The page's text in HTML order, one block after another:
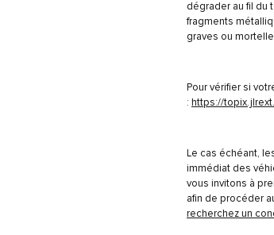
dégrader au fil du
fragments
graves ou
Pour vérifier si
: https://
Le cas échéant,
immédiat des
vous invitons à
afin de procéder
recherchez un